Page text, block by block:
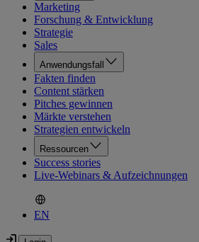
Marketing
Forschung & Entwicklung
Strategie
Sales
Anwendungsfall
Fakten finden
Content stärken
Pitches gewinnen
Märkte verstehen
Strategien entwickeln
Ressourcen
Success stories
Live-Webinars & Aufzeichnungen
EN